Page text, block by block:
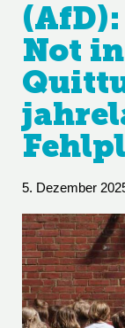
Not
5. Dezember